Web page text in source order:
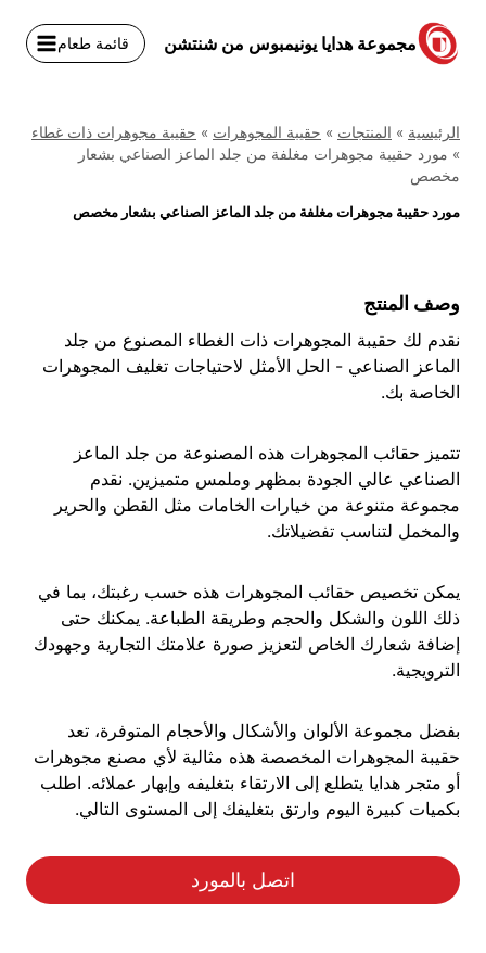
المحتوى
مجموعة هدايا يونيمبوس من شنتشن قائمة طعام
الرئيسية » المنتجات » حقيبة المجوهرات » حقيبة مجوهرات ذات غطاء
» مورد حقيبة مجوهرات مغلفة من جلد الماعز الصناعي بشعار
مخصص
مورد حقيبة مجوهرات مغلفة من جلد الماعز الصناعي بشعار مخصص
وصف المنتج
نقدم لك حقيبة المجوهرات ذات الغطاء المصنوع من جلد
الماعز الصناعي - الحل الأمثل لاحتياجات تغليف المجوهرات
الخاصة بك.
تتميز حقائب المجوهرات هذه المصنوعة من جلد الماعز
الصناعي عالي الجودة بمظهر وملمس متميزين. نقدم
مجموعة متنوعة من خيارات الخامات مثل القطن والحرير
والمخمل لتناسب تفضيلاتك.
يمكن تخصيص حقائب المجوهرات هذه حسب رغبتك، بما في
ذلك اللون والشكل والحجم وطريقة الطباعة. يمكنك حتى
إضافة شعارك الخاص لتعزيز صورة علامتك التجارية وجهودك
الترويجية.
بفضل مجموعة الألوان والأشكال والأحجام المتوفرة، تعد
حقيبة المجوهرات المخصصة هذه مثالية لأي مصنع مجوهرات
أو متجر هدايا يتطلع إلى الارتقاء بتغليفه وإبهار عملائه. اطلب
بكميات كبيرة اليوم وارتق بتغليفك إلى المستوى التالي.
اتصل بالمورد